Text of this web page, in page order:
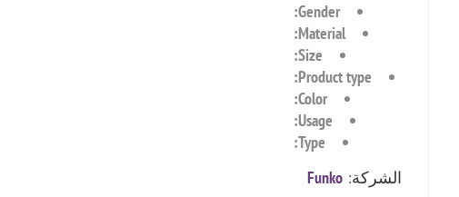
Gender:
Material:
Size:
Product type:
Color:
Usage:
Type:
الشركة: Funko